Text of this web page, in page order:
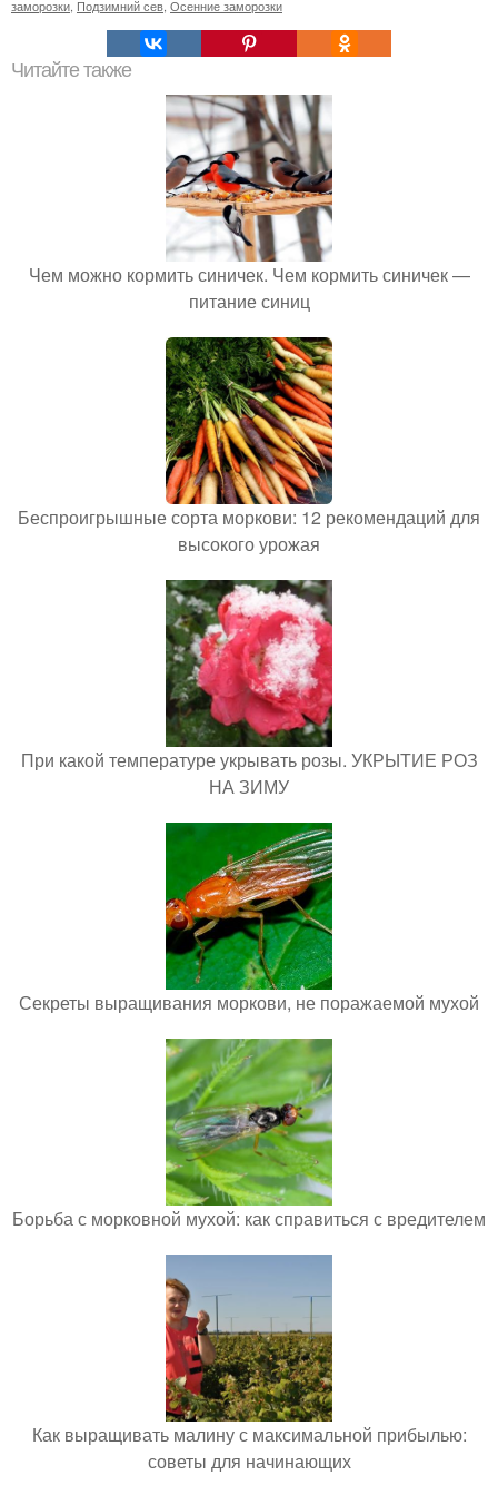
заморозки Подзимний сев Осенние заморозки
Читайте также
Чем можно кормить синичек. Чем кормить синичек —
питание синиц
Беспроигрышные сорта моркови: 12 рекомендаций для
высокого урожая
При какой температуре укрывать розы. УКРЫТИЕ РОЗ
НА ЗИМУ
Секреты выращивания моркови, не поражаемой мухой
Борьба с морковной мухой: как справиться с вредителем
Как выращивать малину с максимальной прибылью:
советы для начинающих